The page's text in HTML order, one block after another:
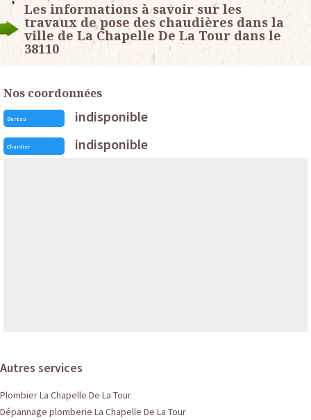
Les informations à savoir sur les
travaux de pose des chaudières dans la
ville de La Chapelle De La Tour dans le
38110
Nos coordonnées
Bureau indisponible
Chantier indisponible
Autres services
Plombier La Chapelle De La Tour
Dépannage plomberie La Chapelle De La Tour